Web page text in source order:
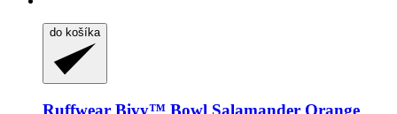
do košíka
Ruffwear Bivy™ Bowl Salamander Orange